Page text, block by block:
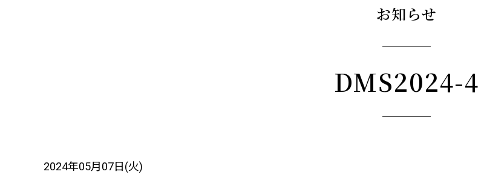
お知らせ
DMS2024-4
2024年05月07日(火)